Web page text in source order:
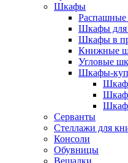
Шкафы
Шкафы для
Шкафы в
Книжные
Угловые
Шкафы-
Серванты
Стеллажи для
Консоли
Обувницы
Вешалки